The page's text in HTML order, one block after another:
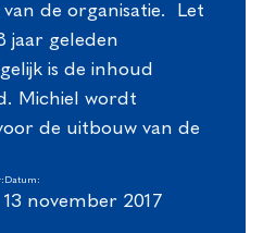
de organisatie. Let
jaar geleden
is de inhoud
Michiel wordt
de uitbouw van de
Datum:
13 november 2017